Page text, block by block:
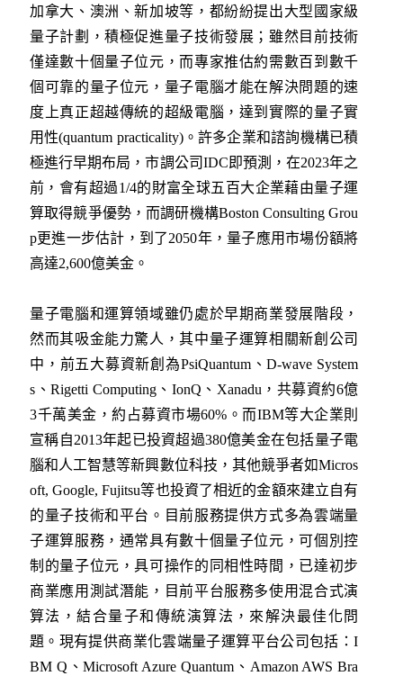
加拿大、澳洲、新加坡等，都紛紛提出大型國家級
量子計劃，積極促進量子技術發展；雖然目前技術
僅達數十個量子位元，而專家推估約需數百到數千
個可靠的量子位元，量子電腦才能在解決問題的速
度上真正超越傳統的超級電腦，達到實際的量子實
用性(quantum practicality)。許多企業和諮詢機構已積
極進行早期布局，市調公司IDC即預測，在2023年之
前，會有超過1/4的財富全球五百大企業藉由量子運
算取得競爭優勢，而調研機構Boston Consulting Grou
p更進一步估計，到了2050年，量子應用市場份額將
高達2,600億美金。
量子電腦和運算領域雖仍處於早期商業發展階段，
然而其吸金能力驚人，其中量子運算相關新創公司
中，前五大募資新創為PsiQuantum、D-wave System
s、Rigetti Computing、IonQ、Xanadu，共募資約6億
3千萬美金，約占募資市場60%。而IBM等大企業則
宣稱自2013年起已投資超過380億美金在包括量子電
腦和人工智慧等新興數位科技，其他競爭者如Micros
oft, Google, Fujitsu等也投資了相近的金額來建立自有
的量子技術和平台。目前服務提供方式多為雲端量
子運算服務，通常具有數十個量子位元，可個別控
制的量子位元，具可操作的同相性時間，已達初步
商業應用測試潛能，目前平台服務多使用混合式演
算法，結合量子和傳統演算法，來解決最佳化問
題。現有提供商業化雲端量子運算平台公司包括：I
BM Q、Microsoft Azure Quantum、Amazon AWS Bra